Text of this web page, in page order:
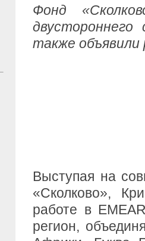
Фонд
также
Выступая на
«Сколково»,
работе в
регион,